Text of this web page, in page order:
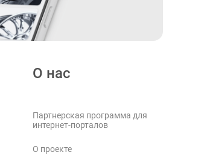
О нас
Партнерская программа для
интернет-порталов
О проекте